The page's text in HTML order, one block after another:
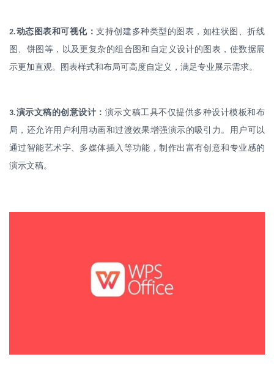
2.动态图表和可视化：支持创建多种类型的图表，如柱状图、折线
图、饼图等，以及更复杂的组合图和自定义设计的图表，使数据展
示更加直观。图表样式和布局可高度自定义，满足专业展示需求。
3.演示文稿的创意设计： 演示文稿工具不仅提供多种设计模板和布
局，还允许用户利用动画和过渡效果增强演示的吸引力。用户可以
通过智能艺术字、多媒体插入等功能，制作出富有创意和专业感的
演示文稿。